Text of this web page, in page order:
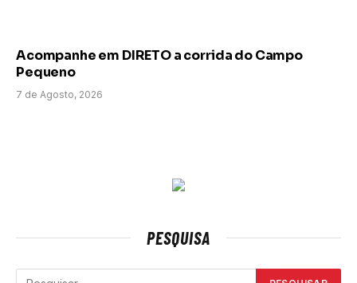
Acompanhe em DIRETO a corrida do Campo
Pequeno
7 de Agosto, 2026
PESQUISA